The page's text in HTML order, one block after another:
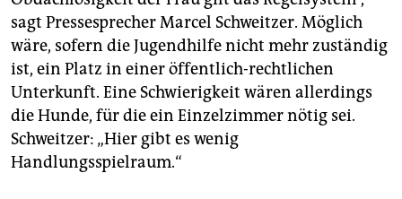
sagt Pressesprecher Marcel Schweitzer. Möglich
wäre, sofern die Jugendhilfe nicht mehr zuständig
ist, ein Platz in einer öffentlich-rechtlichen
Unterkunft. Eine Schwierigkeit wären allerdings
die Hunde, für die ein Einzelzimmer nötig sei.
Schweitzer: „Hier gibt es wenig
Handlungsspielraum.“